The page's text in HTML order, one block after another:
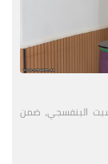
البنفسجي، ضمن